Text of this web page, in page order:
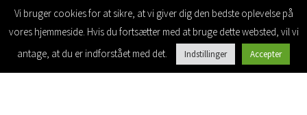
PERSONALESIDE
Vi bruger cookies for at sikre, at vi giver dig den bedste oplevelse på
vores hjemmeside. Hvis du fortsætter med at bruge dette websted, vil vi
antage, at du er indforstået med det.
Indstillinger Accepter